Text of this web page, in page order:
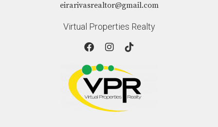
eirarivasrealtor@gmail.com
Virtual Properties Realty